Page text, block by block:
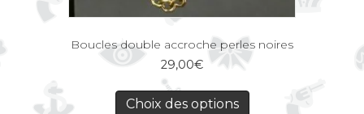
Boucles double accroche perles noires
29,00€
Choix des options